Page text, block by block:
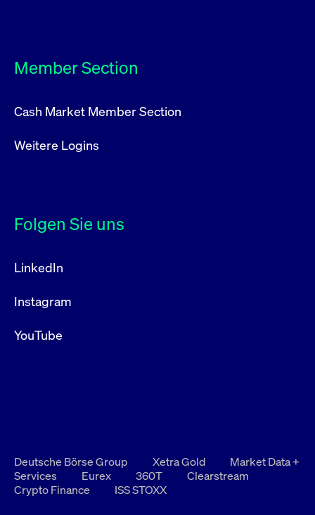
Member Section
Cash Market Member Section
Weitere Logins
Folgen Sie uns
LinkedIn
Instagram
YouTube
Deutsche Börse Group Xetra Gold
Market Data +
Services
Eurex 360T
Clearstream
Crypto Finance
ISS STOXX